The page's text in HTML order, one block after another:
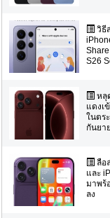
วิธี
S26
หลุ
แดงเ
ในตร
กันยา
ลือ
และ
มาพร้
ลง